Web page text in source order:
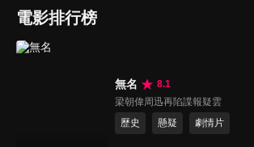
電影排行榜
無名
8.1
梁朝偉周迅再陷諜報疑雲
歷史
懸疑 劇情片